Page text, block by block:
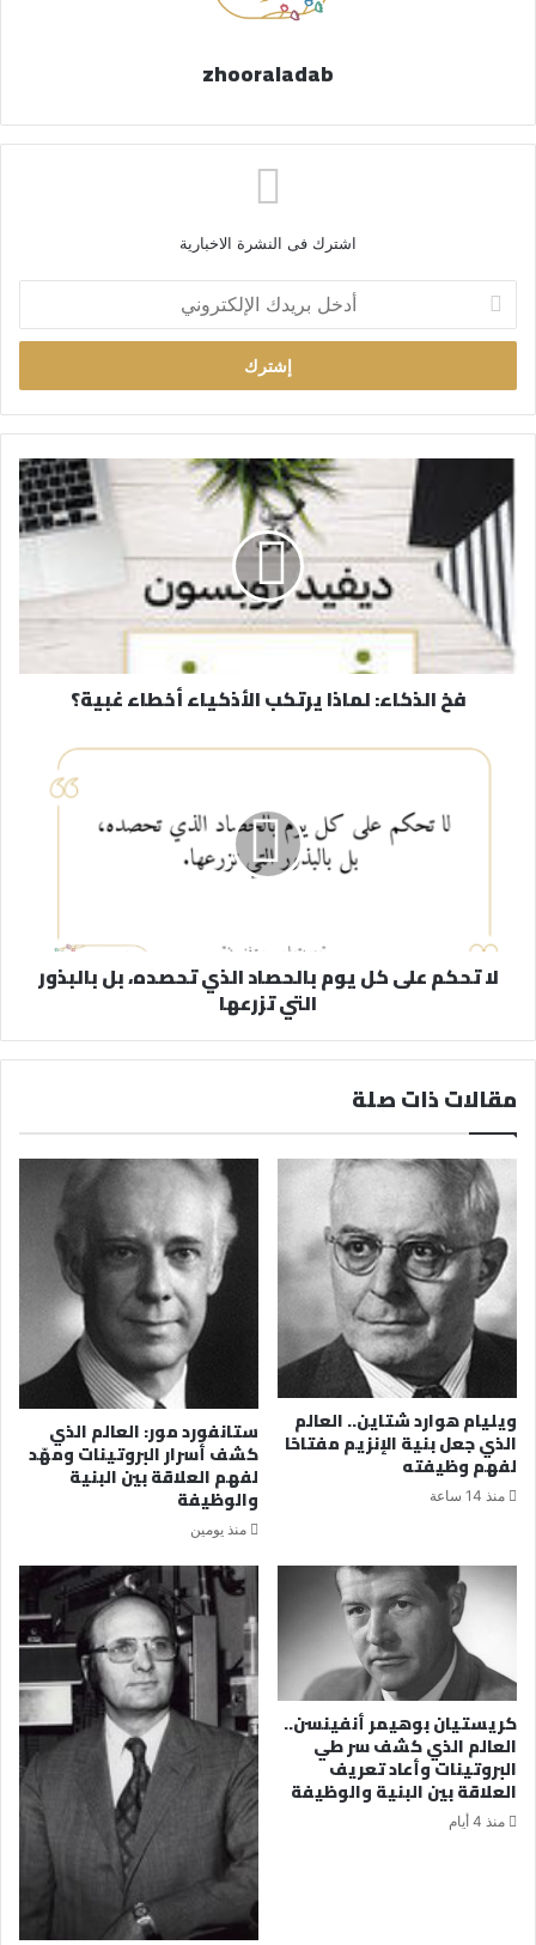
zhooraladab
اشترك فى النشرة الاخبارية
خ
ب
ر
ك
ل
إ
ر
فخ الذكاء: لماذا يرتكب الأذكياء أخطاء غبية؟
لا تحكم على كل يوم بالحصاد الذي تحصده، بل بالبذور
التي تزرعها
مقالات ذات صلة
ويليام هوارد شتاين.. العالم
الذي جعل بنية الإنزيم مفتاحًا
لفهم وظيفته
منذ 14 ساعة
ستانفورد مور: العالم الذي
كشف أسرار البروتينات ومهّد
لفهم العلاقة بين البنية
والوظيفة
منذ يومين
كريستيان بوهيمر أنفينسن..
العالم الذي كشف سر طي
البروتينات وأعاد تعريف
العلاقة بين البنية والوظيفة
منذ 4 أيام